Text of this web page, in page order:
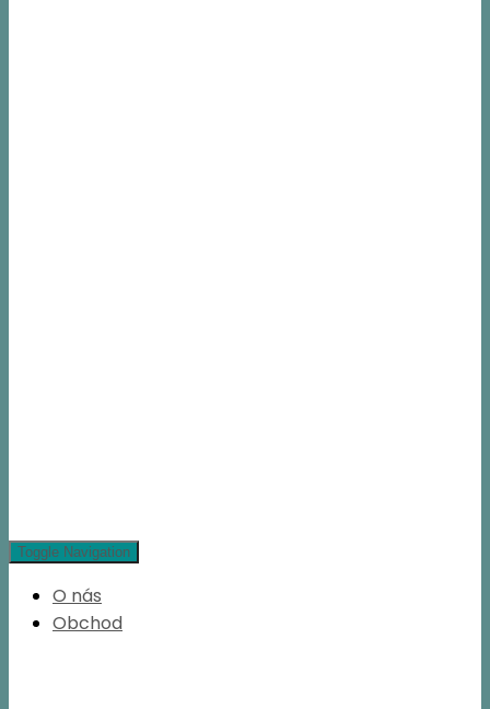
Toggle Navigation
O nás
Obchod